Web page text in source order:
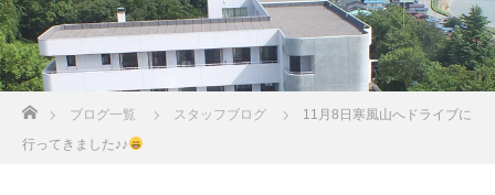
ブログ一覧 スタッフブログ
11月8日寒風山へドライブに
行ってきました♪♪